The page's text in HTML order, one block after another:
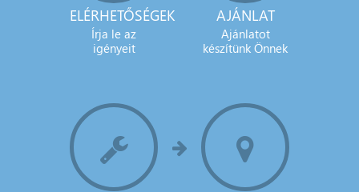
ELÉRHETŐSÉGEK
Írja le az
igényeit
AJÁNLAT
Ajánlatot
készítünk Önnek